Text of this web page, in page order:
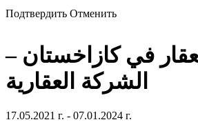
Подтвердить Отменить
في كازاخستان –
الشركة العقارية
17.05.2021 г. - 07.01.2024 г.